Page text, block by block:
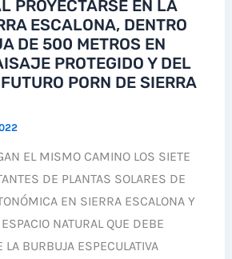
PROYECTARSE EN LA
ESCALONA, DENTRO
DE 500 METROS EN
PROTEGIDO Y DEL
PORN DE SIERRA
EL MISMO CAMINO LOS SIETE
DE PLANTAS SOLARES DE
EN SIERRA ESCALONA Y
NATURAL QUE DEBE
LA BURBUJA ESPECULATIVA